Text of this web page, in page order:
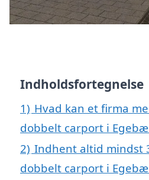
Indholdsfortegnelse
1) Hvad kan et firma
dobbelt carport i
2) Indhent altid mindst
dobbelt carport i